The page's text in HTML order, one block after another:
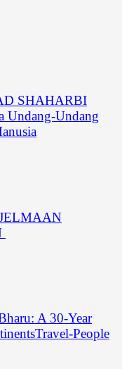
SHAHARBI
Undang-Undang
A 30-Year
People